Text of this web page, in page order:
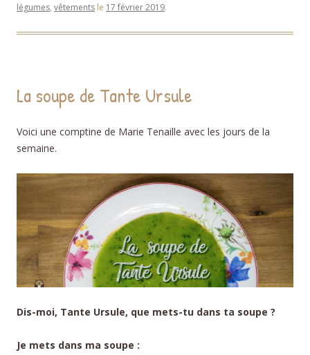
légumes, vêtements le 17 février 2019.
La soupe de Tante Ursule
Voici une comptine de Marie Tenaille avec les jours de la
semaine.
Dis-moi, Tante Ursule, que mets-tu dans ta soupe ?
Je mets dans ma soupe :